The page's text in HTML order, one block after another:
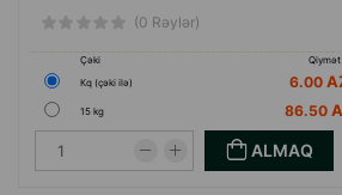
(0 Rəylər)
Çəki Qiymət
Кq (çəki ilə)
6.00
15 kg 86.50
ALMAQ